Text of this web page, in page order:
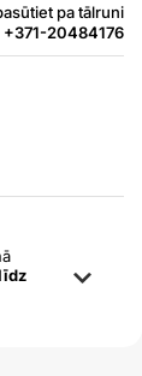
pa tālruni
+371-20484176